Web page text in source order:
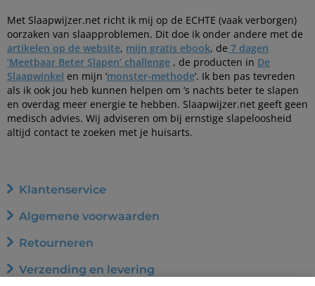
Met Slaapwijzer.net richt ik mij op de ECHTE (vaak verborgen)
oorzaken van slaapproblemen. Dit doe ik onder andere met de
artikelen op de website, mijn gratis ebook, de 7 dagen
‘Meetbaar Beter Slapen’ challenge , de producten in De
Slaapwinkel en mijn ‘monster-methode‘. Ik ben pas tevreden
als ik ook jou heb kunnen helpen om ’s nachts beter te slapen
en overdag meer energie te hebben. Slaapwijzer.net geeft geen
medisch advies. Wij adviseren om bij ernstige slapeloosheid
altijd contact te zoeken met je huisarts.
Klantenservice
Algemene voorwaarden
Retourneren
Verzending en levering